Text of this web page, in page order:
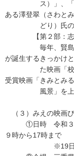
ス）」、「大学
ある澤登翠（さわとみ
どり）氏の弁士
【第２部：志摩
毎年、賢島映画
が誕生するきっかけ
た映画「校歌の
受賞映画「きみとみる
風景」を上映
（３）みえの映画
①日時 令和３年
９時から17時まで
※19日（月）